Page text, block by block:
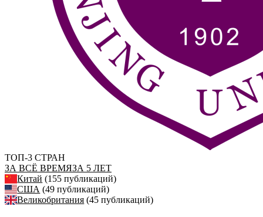
ТОП-3 СТРАН
ЗА ВСЁ ВРЕМЯЗА 5 ЛЕТ
Китай (155 публикаций)
США (49 публикаций)
Великобритания (45 публикаций)